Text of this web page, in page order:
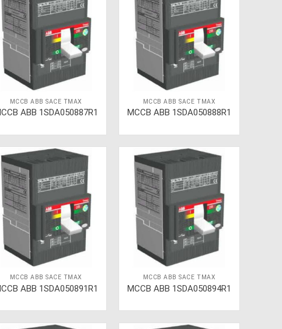
MCCB ABB SACE TMAX
ABB 1SDA050887R1
MCCB ABB SACE TMAX
MCCB ABB 1SDA050888R1
MCCB ABB SACE TMAX
ABB 1SDA050891R1
MCCB ABB SACE TMAX
MCCB ABB 1SDA050894R1